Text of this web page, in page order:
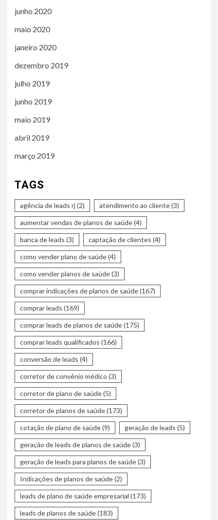
junho 2020
maio 2020
janeiro 2020
dezembro 2019
julho 2019
junho 2019
maio 2019
abril 2019
março 2019
TAGS
agência de leads rj(2) atendimento ao cliente(3)
aumentar vendas de planos de saúde(4)
banca de leads (3) captação de clientes (4)
como vender plano de saúde(4)
como vender planos de saúde(3)
comprar indicações de planos de saúde(167)
comprar leads (169)
comprar leads de planos de saúde(175)
comprar leads qualificados (166)
conversão de leads (4)
corretor de convênio médico (3)
corretor de plano de saúde(5)
corretor de planos de saúde(173)
cotação de plano de saúde(9) geração de leads (5)
geração de leads de planos de saúde(3)
geração de leads para planos de saúde(3)
Indicações de planos de saúde(2)
leads de plano de saúde empresarial (173)
leads de planos de saúde(183)